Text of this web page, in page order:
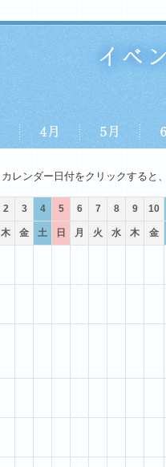
カレンダー日付をクリックすると
2 3 4 5 6 7 8 9 10
木 金 土 日 月 火 水 木 金